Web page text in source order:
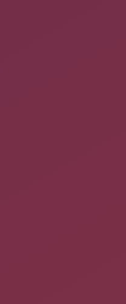
paquet que vous voulez
compliqué avec des
la racine du projet) :
pour des applications
Portable - portableTools
transformer en